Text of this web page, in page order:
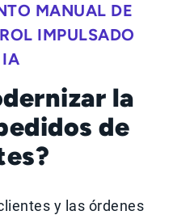
MANUAL DE
IMPULSADO
IA
la
de
y las órdenes